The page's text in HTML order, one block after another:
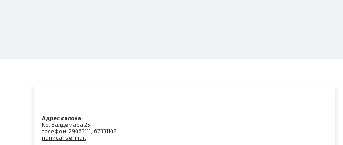
Адрес салона:
Kр. Валдемара 25
телефон: 29463111, 67331148
написать e-mail